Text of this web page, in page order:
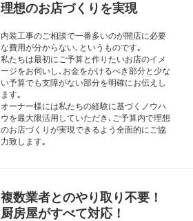
理想のお店づくりを実現
内装工事のご相談で一番多いのが開店に必要
な費用が分からない､というものです｡
私たちは最初にご予算と作りたいお店のイメ
ージをお伺いし､お金をかけるべき部分と少な
い予算でも支障がない部分を明確にお伝えし
ます｡
オーナー様には私たちの経験に基づくノウハ
ウを最大限活用していただき､ご予算内で理想
のお店づくりが実現できるよう全面的にご協
力致します｡
複数業者とのやり取り不要！
厨房屋がすべて対応！